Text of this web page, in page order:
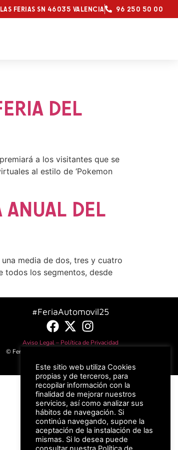
LAS FERIAS SN 46035 VALENCIA 96 250 50 00
DEL
a los visitantes que se
al estilo de ‘Pokemon
DEL
media de dos, tres y cuatro
todos los segmentos, desde
#FeriaAutomovil25
Aviso Legal – Política de Privacidad
© Feria Valencia, todos los derechos reservados
Este sitio web utiliza Cookies
propias y de terceros, para
recopilar información con la
finalidad de mejorar nuestros
servicios, así como analizar sus
hábitos de navegación. Si
continúa navegando, supone la
aceptación de la instalación de las
mismas. Si lo desea puede